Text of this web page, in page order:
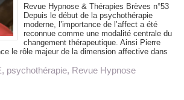
Revue Hypnose & Thérapies Brèves n°53
Depuis le début de la psychothérapie
moderne, l’importance de l’affect a été
reconnue comme une modalité centrale du
changement thérapeutique. Ainsi Pierre
le rôle majeur de la dimension affective dans
, psychothérapie, Revue Hypnose